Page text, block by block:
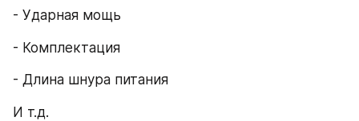
- Ударная мощь
- Комплектация
- Длина шнура питания
И т.д.